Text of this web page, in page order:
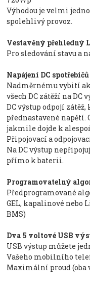
Výhodou je velmi
spolehlivý provoz.
Vestavěný přehledný
Pro sledování stavu a
Napájení DC spotřebičů
Nadměrnému vybití
všech DC zátěží na DC
DC výstup odpojí
přednastavené napětí.
jakmile dojde k
Připojovací a
Na DC výstup
přímo k baterii.
Programovatelný
Předprogramované
GEL, kapalinové nebo
BMS)
Dva 5 voltové USB
USB výstup můžete
Vašeho mobilního
Maximální proud (oba